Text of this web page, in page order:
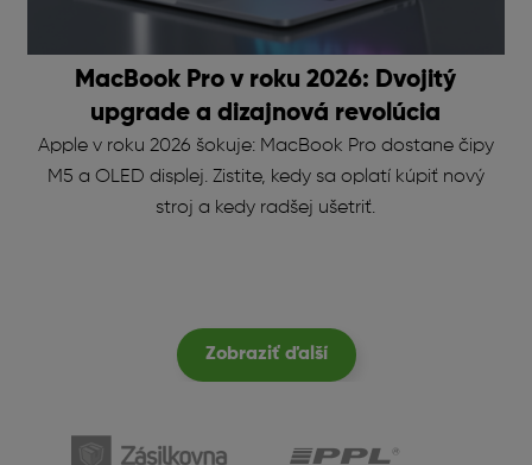
MacBook Pro v roku 2026: Dvojitý
upgrade a dizajnová revolúcia
Apple v roku 2026 šokuje: MacBook Pro dostane čipy
M5 a OLED displej. Zistite, kedy sa oplatí kúpiť nový
stroj a kedy radšej ušetriť.
Zobraziť ďalší